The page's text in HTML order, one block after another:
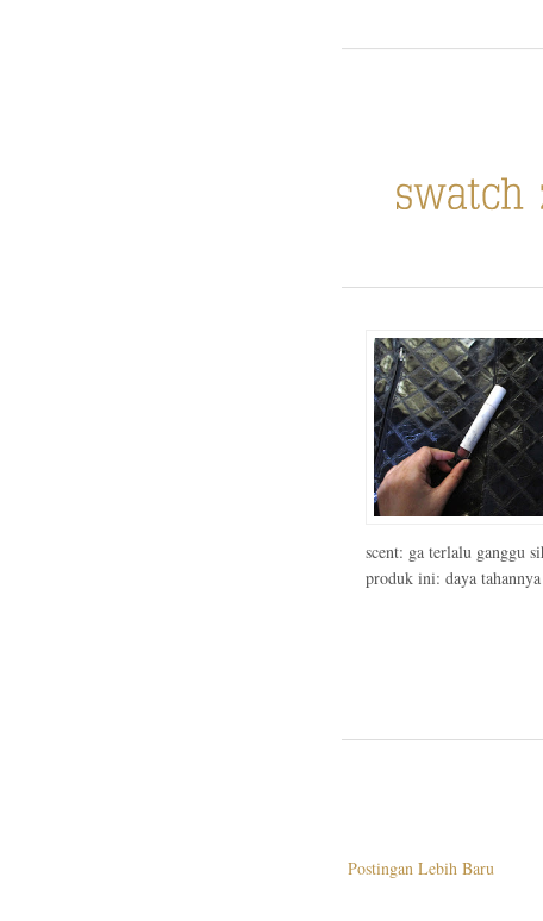
scent: ga terlalu ganggu
produk ini: daya
Postingan Lebih Baru